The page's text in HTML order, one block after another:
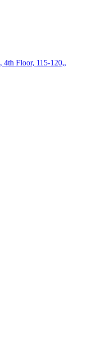
, 4th Floor, 115-120,,